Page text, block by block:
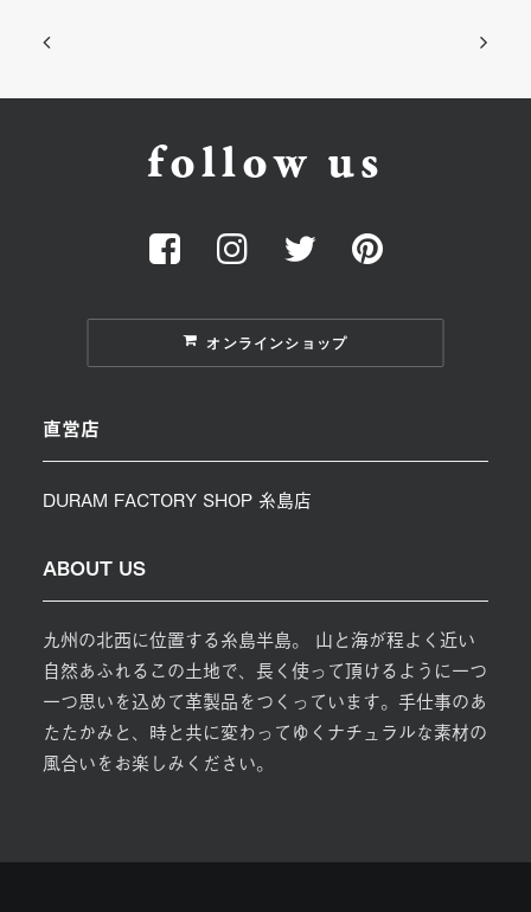
follow us
オンラインショップ
直営店
DURAM FACTORY SHOP 糸島店
ABOUT US
九州の北西に位置する糸島半島。 山と海が程よく近い
自然あふれるこの土地で、長く使って頂けるように一つ
一つ思いを込めて革製品をつくっています。手仕事のあ
たたかみと、時と共に変わってゆくナチュラルな素材の
風合いをお楽しみください。